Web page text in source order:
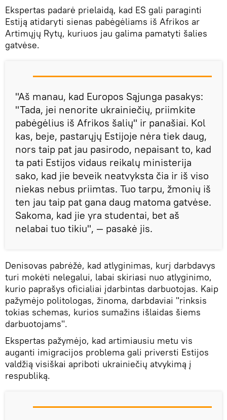
Ekspertas padarė prielaidą, kad ES gali paraginti
Estiją atidaryti sienas pabėgėliams iš Afrikos ar
Artimųjų Rytų, kuriuos jau galima pamatyti šalies
gatvėse.
"Aš manau, kad Europos Sąjunga pasakys:
"Tada, jei nenorite ukrainiečių, priimkite
pabėgėlius iš Afrikos šalių" ir panašiai. Kol
kas, beje, pastarųjų Estijoje nėra tiek daug,
nors taip pat jau pasirodo, nepaisant to, kad
ta pati Estijos vidaus reikalų ministerija
sako, kad jie beveik neatvyksta čia ir iš viso
niekas nebus priimtas. Tuo tarpu, žmonių iš
ten jau taip pat gana daug matoma gatvėse.
Sakoma, kad jie yra studentai, bet aš
nelabai tuo tikiu", — pasakė jis.
Denisovas pabrėžė, kad atlyginimas, kurį darbdavys
turi mokėti nelegalui, labai skiriasi nuo atlyginimo,
kurio paprašys oficialiai įdarbintas darbuotojas. Kaip
pažymėjo politologas, žinoma, darbdaviai "rinksis
tokias schemas, kurios sumažins išlaidas šiems
darbuotojams".
Ekspertas pažymėjo, kad artimiausiu metu vis
auganti imigracijos problema gali priversti Estijos
valdžią visiškai apriboti ukrainiečių atvykimą į
respubliką.